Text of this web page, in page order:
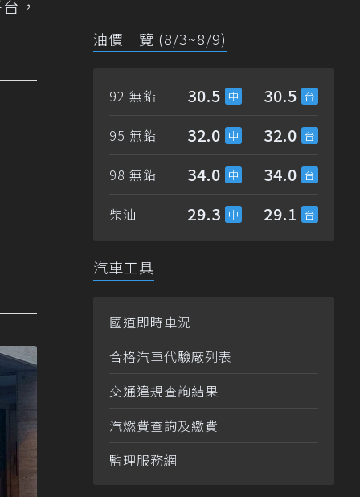
，
油價一覽 (8/3~8/9)
92 無鉛 30.5 30.5
95 無鉛 32.0 32.0
98 無鉛 34.0 34.0
柴油 29.3 29.1
汽車工具
國道即時車況
合格汽車代驗廠列表
交通違規查詢結果
汽燃費查詢及繳費
監理服務網